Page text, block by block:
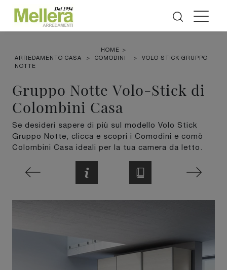
HOME >
ARREDAMENTO CASA
> COMODINI >
VOLO STICK GRUPPO
NOTTE
Gruppo Notte Volo-Stick di
Colombini Casa
Se desideri sapere di più sul modello Volo Stick
Gruppo Notte, clicca e scopri i Comodini e comò
Colombini Casa ideali per la tua camera da letto.